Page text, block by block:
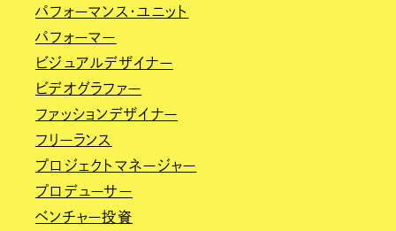
パフォーマンス・ユニット
パフォーマー
ビジュアルデザイナー
ビデオグラファー
ファッションデザイナー
フリーランス
プロジェクトマネージャー
プロデューサー
ベンチャー投資